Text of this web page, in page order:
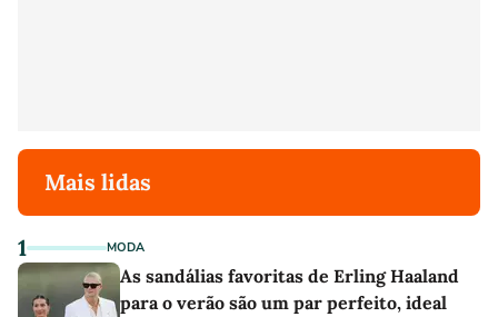
Mais lidas
1 MODA
As sandálias favoritas de Erling Haaland
para o verão são um par perfeito, ideal